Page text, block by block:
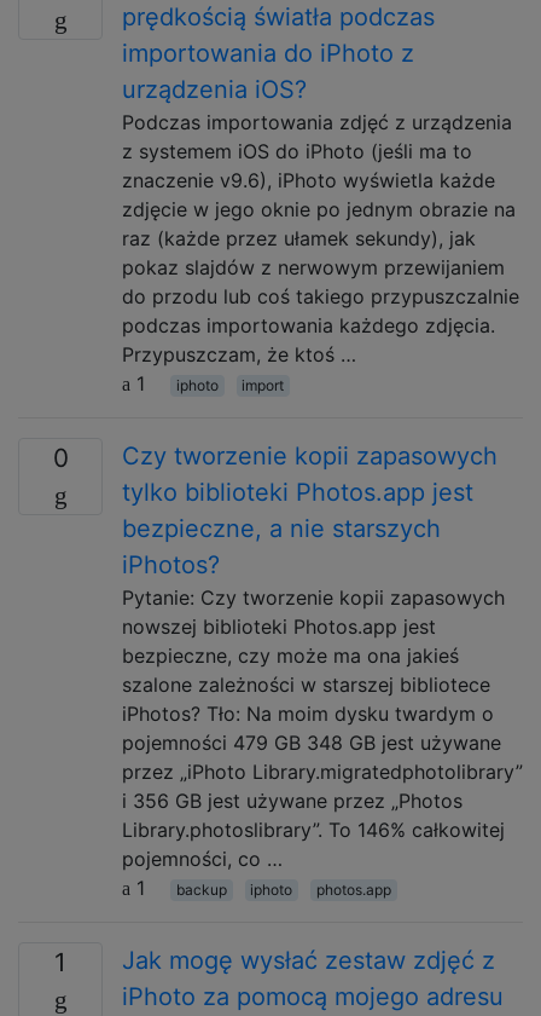
prędkością światła podczas
importowania do iPhoto z
urządzenia iOS?
Podczas importowania zdjęć z urządzenia
z systemem iOS do iPhoto (jeśli ma to
znaczenie v9.6), iPhoto wyświetla każde
zdjęcie w jego oknie po jednym obrazie na
raz (każde przez ułamek sekundy), jak
pokaz slajdów z nerwowym przewijaniem
do przodu lub coś takiego przypuszczalnie
podczas importowania każdego zdjęcia.
Przypuszczam, że ktoś …
1
iphoto import
0
Czy tworzenie kopii zapasowych
tylko biblioteki Photos.app jest
bezpieczne, a nie starszych
iPhotos?
Pytanie: Czy tworzenie kopii zapasowych
nowszej biblioteki Photos.app jest
bezpieczne, czy może ma ona jakieś
szalone zależności w starszej bibliotece
iPhotos? Tło: Na moim dysku twardym o
pojemności 479 GB 348 GB jest używane
przez „iPhoto Library.migratedphotolibrary”
i 356 GB jest używane przez „Photos
Library.photoslibrary”. To 146% całkowitej
pojemności, co …
1
backup iphoto photos.app
1
Jak mogę wysłać zestaw zdjęć z
iPhoto za pomocą mojego adresu